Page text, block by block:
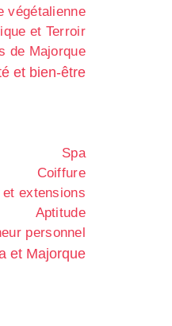
végétalienne
et Terroir
de Majorque
et bien-être
Spa
Coiffure
extensions
Aptitude
personnel
et Majorque